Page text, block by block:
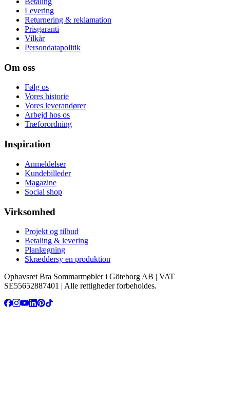
Levering
Returnering & reklamation
Prisgaranti
Vilkår
Persondatapolitik
Om oss
Følg os
Vores historie
Vores leverandører
Arbejd hos os
Træforordning
Inspiration
Anmeldelser
Kundebilleder
Magazine
Social shop
Virksomhed
Projekt og tilbud
Betaling & levering
Planlægning
Skræddersy en produktion
Ophavsret Bra Sommarmøbler i Göteborg AB | VAT
SE55652887401 | Alle rettigheder forbeholdes.